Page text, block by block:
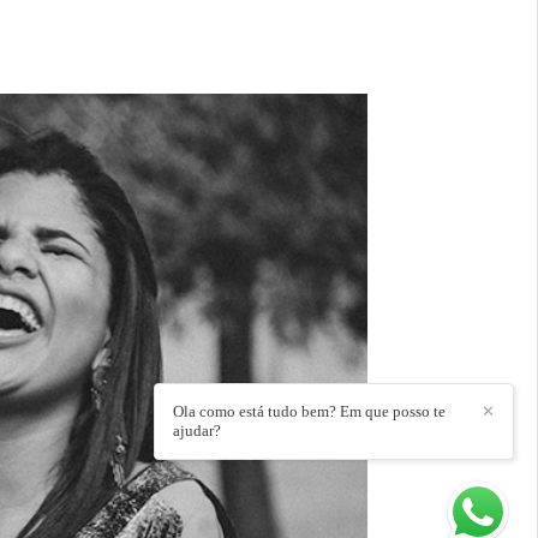
✕
Ola como está tudo bem? Em que posso te
ajudar?